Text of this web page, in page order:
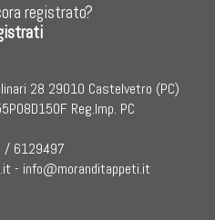
registrato?
28 29010 Castelvetro (PC)
Reg.Imp. PC
/ 6129497
- info@moranditappeti.it